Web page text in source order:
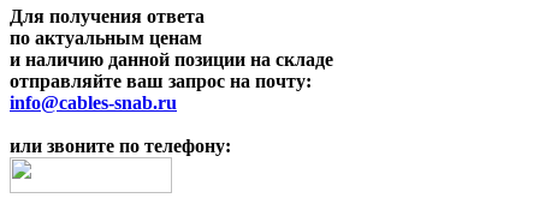
Для получения ответа
по актуальным ценам
и наличию данной позиции на складе
отправляйте ваш запрос на почту:
info@cables-snab.ru
или звоните по телефону: